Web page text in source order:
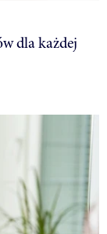
dla każdej